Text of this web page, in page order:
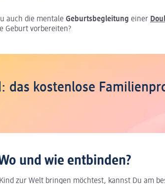
auch die mentale Geburtsbegleitung einer
Geburt vorbereiten?
das kostenlose
und wie entbinden?
zur Welt bringen möchtest, kannst Du am